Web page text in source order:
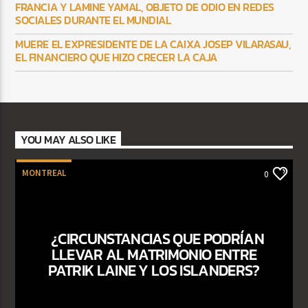
FRANCIA Y LAMINE YAMAL, OBJETO DE ODIO EN REDES
SOCIALES DURANTE EL MUNDIAL
MUERE EL EXPRESIDENTE DE LA CAIXA JOSEP VILARASAU,
EL FINANCIERO QUE HIZO CRECER LA CAJA
YOU MAY ALSO LIKE
MONTREAL 0
¿CIRCUNSTANCIAS QUE PODRÍAN
LLEVAR AL MATRIMONIO ENTRE
PATRIK LAINE Y LOS ISLANDERS?